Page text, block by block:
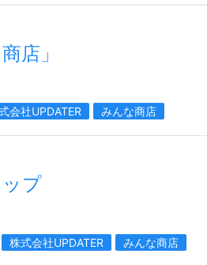
店」
会社UPDATER みんな商店
プ
株式会社UPDATER みんな商店